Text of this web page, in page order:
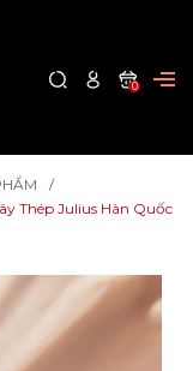
0
Thép Julius Hàn Quốc